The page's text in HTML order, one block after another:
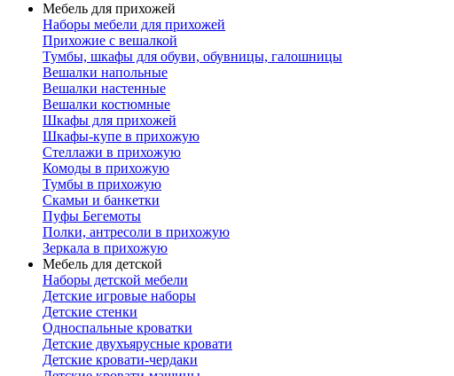
Мебель для прихожей
Наборы мебели для прихожей
Прихожие с вешалкой
Тумбы, шкафы для обуви, обувницы, галошницы
Вешалки напольные
Вешалки настенные
Вешалки костюмные
Шкафы для прихожей
Шкафы-купе в прихожую
Стеллажи в прихожую
Комоды в прихожую
Тумбы в прихожую
Скамьи и банкетки
Пуфы Бегемоты
Полки, антресоли в прихожую
Зеркала в прихожую
Мебель для детской
Наборы детской мебели
Детские игровые наборы
Детские стенки
Односпальные кроватки
Детские двухъярусные кровати
Детские кровати-чердаки